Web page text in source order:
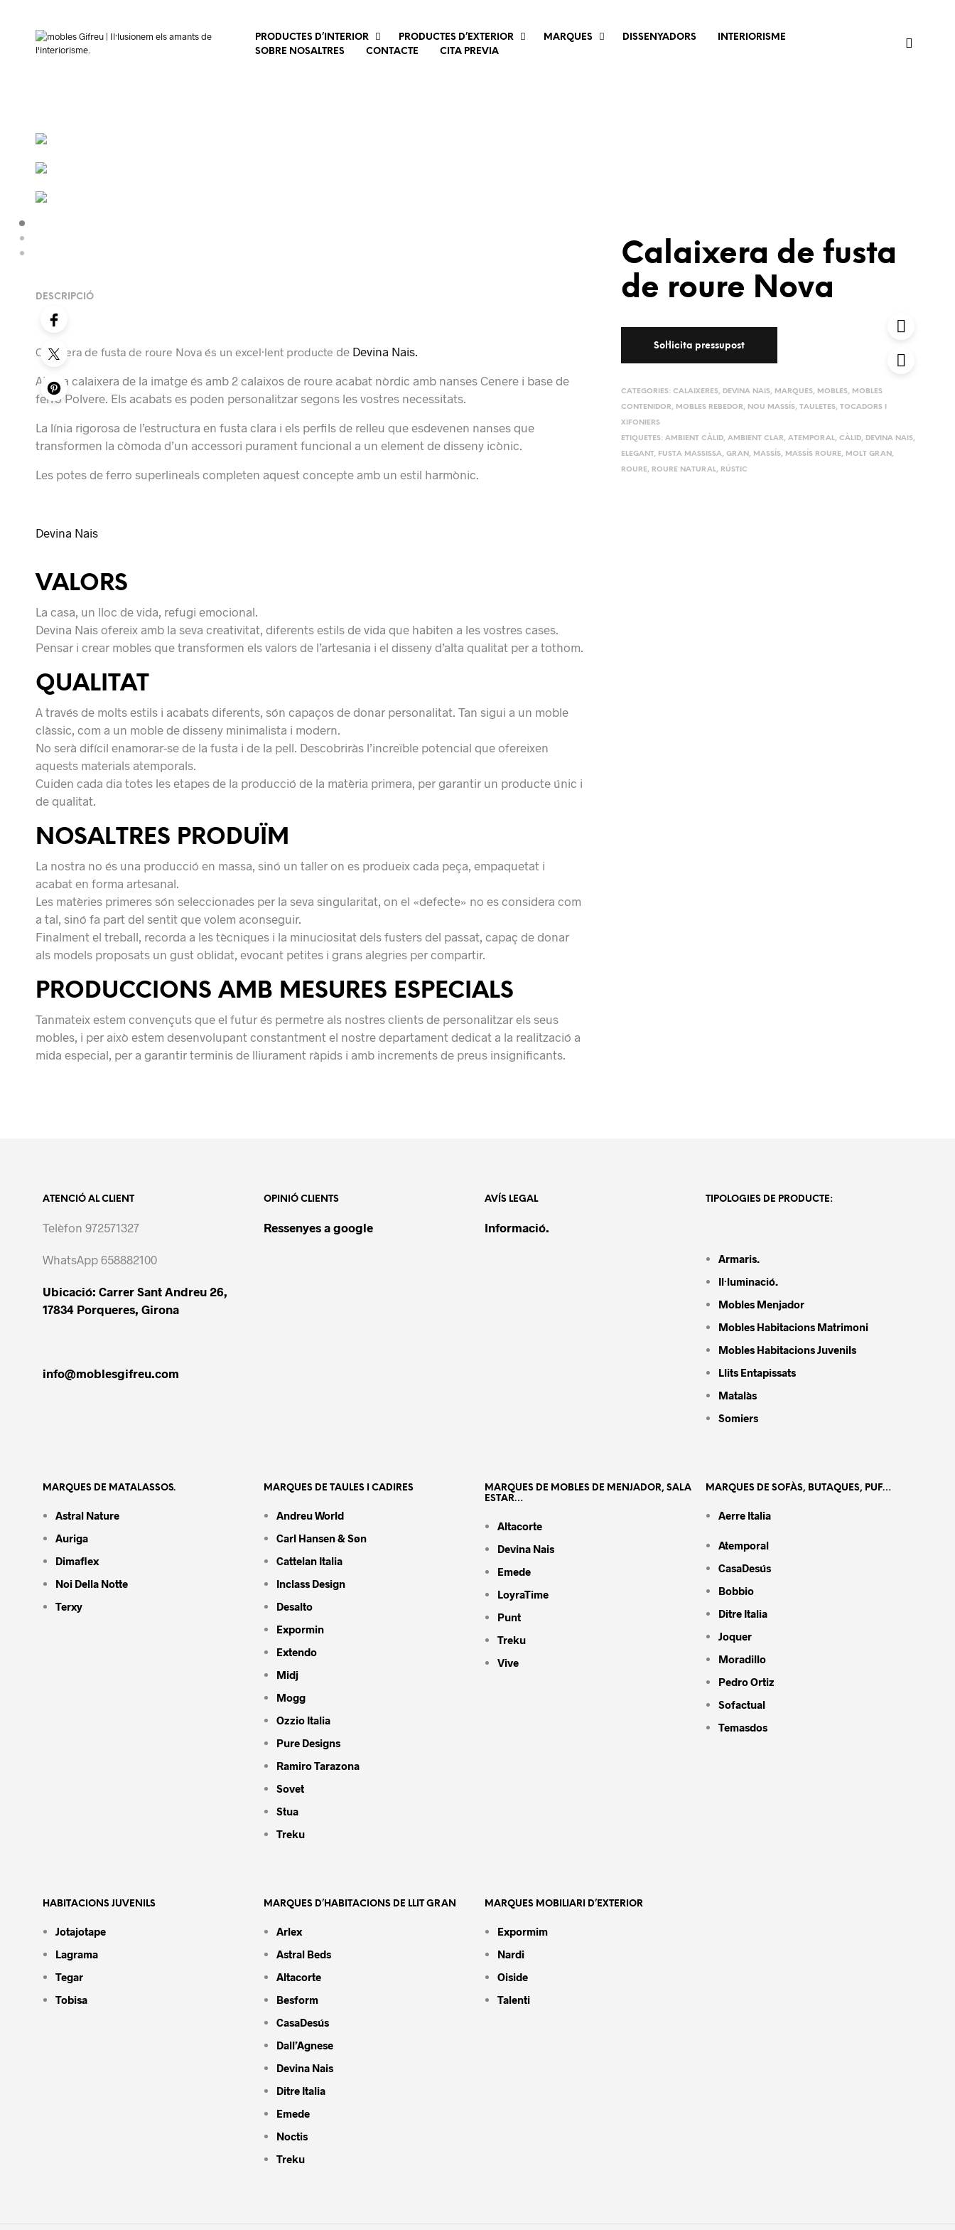
PRODUCTES D’INTERIOR PRODUCTES D’EXTERIOR MARQUES DISSENYADORS
INTERIORISME
SOBRE NOSALTRES
CONTACTE CITA PREVIA
Calaixera de fusta
de roure Nova
CATEGORIES: CALAIXERES, DEVINA NAIS, MARQUES, MOBLES, MOBLES
CONTENIDOR, MOBLES REBEDOR, NOU MASSÍS, TAULETES, TOCADORS I
XIFONIERS
ETIQUETES: AMBIENT CÀLID, AMBIENT CLAR, ATEMPORAL, CÀLID, DEVINA NAIS,
ELEGANT, FUSTA MASSISSA, GRAN , MASSÍS, MASSÍS ROURE, MOLT GRAN ,
ROURE, ROURE NATURAL, RÚSTIC
DESCRIPCIÓ
Calaixera de fusta de roure Nova és un excel·lent producte de Devina Nais.
Així, la calaixera de la imatge és amb 2 calaixos de roure acabat nòrdic amb nanses Cenere i base de
ferro Polvere. Els acabats es poden personalitzar segons les vostres necessitats.
La línia rigorosa de l’estructura en fusta clara i els perfils de relleu que esdevenen nanses que
transformen la còmoda d’un accessori purament funcional a un element de disseny icònic.
Les potes de ferro superlineals completen aquest concepte amb un estil harmònic.
Devina Nais
VALORS
La casa, un lloc de vida, refugi emocional.
Devina Nais ofereix amb la seva creativitat, diferents estils de vida que habiten a les vostres cases.
Pensar i crear mobles que transformen els valors de l’artesania i el disseny d’alta qualitat per a tothom.
QUALITAT
A través de molts estils i acabats diferents, són capaços de donar personalitat. Tan sigui a un moble
clàssic, com a un moble de disseny minimalista i modern.
No serà difícil enamorar-se de la fusta i de la pell. Descobriràs l’increïble potencial que ofereixen
aquests materials atemporals.
Cuiden cada dia totes les etapes de la producció de la matèria primera, per garantir un producte únic i
de qualitat.
NOSALTRES PRODUÏM
La nostra no és una producció en massa, sinó un taller on es produeix cada peça, empaquetat i
acabat en forma artesanal.
Les matèries primeres són seleccionades per la seva singularitat, on el «defecte» no es considera com
a tal, sinó fa part del sentit que volem aconseguir.
Finalment el treball, recorda a les tècniques i la minuciositat dels fusters del passat, capaç de donar
als models proposats un gust oblidat, evocant petites i grans alegries per compartir.
PRODUCCIONS AMB MESURES ESPECIALS
Tanmateix estem convençuts que el futur és permetre als nostres clients de personalitzar els seus
mobles, i per això estem desenvolupant constantment el nostre departament dedicat a la realització a
mida especial, per a garantir terminis de lliurament ràpids i amb increments de preus insignificants.
ATENCIÓ AL CLIENT
Telèfon 972571327
WhatsApp 658882100
Ubicació: Carrer Sant Andreu 26,
17834 Porqueres, Girona
info@moblesgifreu.com
OPINIÓ CLIENTS
Ressenyes a google
AVÍS LEGAL
Informació.
TIPOLOGIES DE PRODUCTE:
Armaris.
Il·luminació.
Mobles Menjador
Mobles Habitacions Matrimoni
Mobles Habitacions Juvenils
Llits Entapissats
Matalàs
Somiers
MARQUES DE MATALASSOS.
Astral Nature
Auriga
Dimaflex
Noi Della Notte
Terxy
MARQUES DE TAULES I CADIRES
Andreu World
Carl Hansen & Søn
Cattelan Italia
Inclass Design
Desalto
Expormin
Extendo
Midj
Mogg
Ozzio Italia
Pure Designs
Ramiro Tarazona
Sovet
Stua
Treku
MARQUES DE MOBLES DE MENJADOR, SALA
ESTAR…
Altacorte
Devina Nais
Emede
LoyraTime
Punt
Treku
Vive
MARQUES DE SOFÀS, BUTAQUES, PUF…
Aerre Italia
Atemporal
CasaDesús
Bobbio
Ditre Italia
Joquer
Moradillo
Pedro Ortiz
Sofactual
Temasdos
HABITACIONS JUVENILS
Jotajotape
Lagrama
Tegar
Tobisa
MARQUES D’HABITACIONS DE LLIT GRAN
Arlex
Astral Beds
Altacorte
Besform
CasaDesús
Dall’Agnese
Devina Nais
Ditre Italia
Emede
Noctis
Treku
MARQUES MOBILIARI D’EXTERIOR
Expormim
Nardi
Oiside
Talenti